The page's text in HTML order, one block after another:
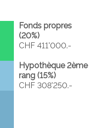
Fonds propres
(20%)
CHF 411'000.-
Hypothèque 2ème
rang (15%)
CHF 308'250.-